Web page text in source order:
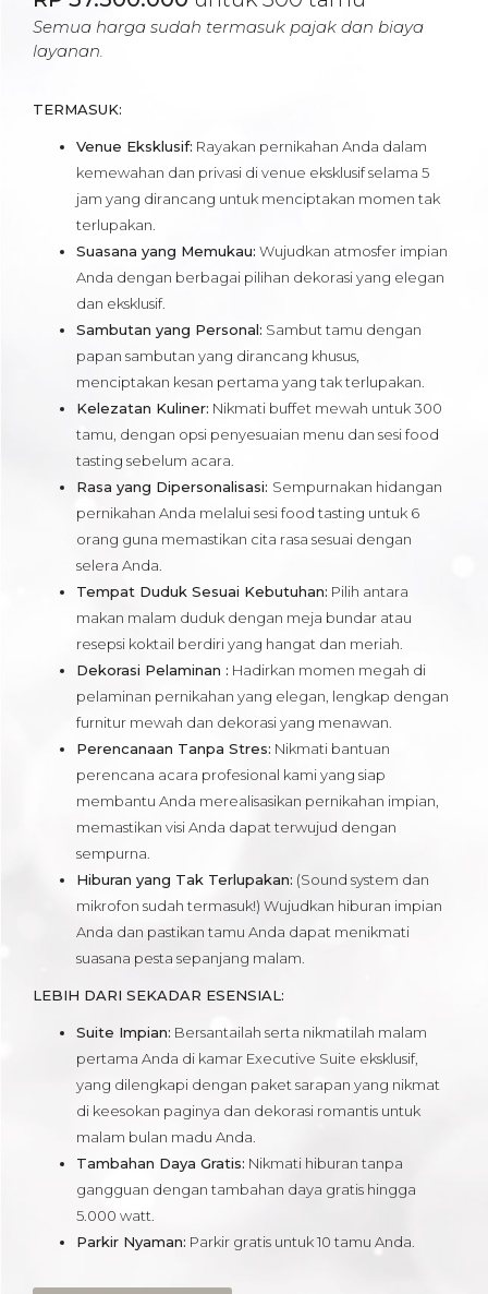
Semua harga sudah termasuk pajak dan biaya
layanan.
TERMASUK:
Venue Eksklusif: Rayakan pernikahan Anda dalam
kemewahan dan privasi di venue eksklusif selama 5
jam yang dirancang untuk menciptakan momen tak
terlupakan.
Suasana yang Memukau: Wujudkan atmosfer impian
Anda dengan berbagai pilihan dekorasi yang elegan
dan eksklusif.
Sambutan yang Personal: Sambut tamu dengan
papan sambutan yang dirancang khusus,
menciptakan kesan pertama yang tak terlupakan.
Kelezatan Kuliner: Nikmati buffet mewah untuk 300
tamu, dengan opsi penyesuaian menu dan sesi food
tasting sebelum acara.
Rasa yang Dipersonalisasi: Sempurnakan hidangan
pernikahan Anda melalui sesi food tasting untuk 6
orang guna memastikan cita rasa sesuai dengan
selera Anda.
Tempat Duduk Sesuai Kebutuhan: Pilih antara
makan malam duduk dengan meja bundar atau
resepsi koktail berdiri yang hangat dan meriah.
Dekorasi Pelaminan : Hadirkan momen megah di
pelaminan pernikahan yang elegan, lengkap dengan
furnitur mewah dan dekorasi yang menawan.
Perencanaan Tanpa Stres: Nikmati bantuan
perencana acara profesional kami yang siap
membantu Anda merealisasikan pernikahan impian,
memastikan visi Anda dapat terwujud dengan
sempurna.
Hiburan yang Tak Terlupakan: (Sound system dan
mikrofon sudah termasuk!) Wujudkan hiburan impian
Anda dan pastikan tamu Anda dapat menikmati
suasana pesta sepanjang malam.
LEBIH DARI SEKADAR ESENSIAL:
Suite Impian: Bersantailah serta nikmatilah malam
pertama Anda di kamar Executive Suite eksklusif,
yang dilengkapi dengan paket sarapan yang nikmat
di keesokan paginya dan dekorasi romantis untuk
malam bulan madu Anda.
Tambahan Daya Gratis: Nikmati hiburan tanpa
gangguan dengan tambahan daya gratis hingga
5.000 watt.
Parkir Nyaman: Parkir gratis untuk 10 tamu Anda.